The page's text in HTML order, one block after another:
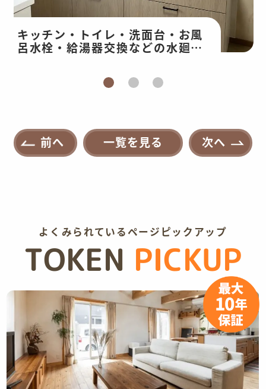
キッチン・トイレ・洗面台・お風
呂水栓・給湯器交換などの水廻り
前へ 一覧を見る 次へ
よくみられているページピックアップ
TOKEN PICKUP